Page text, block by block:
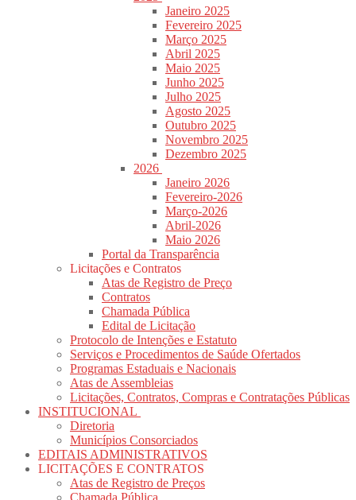
Janeiro 2025
Fevereiro 2025
Março 2025
Abril 2025
Maio 2025
Junho 2025
Julho 2025
Agosto 2025
Outubro 2025
Novembro 2025
Dezembro 2025
2026
Janeiro 2026
Fevereiro-2026
Março-2026
Abril-2026
Maio 2026
Portal da Transparência
Licitações e Contratos
Atas de Registro de Preço
Contratos
Chamada Pública
Edital de Licitação
Protocolo de Intenções e Estatuto
Serviços e Procedimentos de Saúde Ofertados
Programas Estaduais e Nacionais
Atas de Assembleias
Licitações, Contratos, Compras e Contratações Públicas
INSTITUCIONAL
Diretoria
Municípios Consorciados
EDITAIS ADMINISTRATIVOS
LICITAÇÕES E CONTRATOS
Atas de Registro de Preços
Chamada Pública